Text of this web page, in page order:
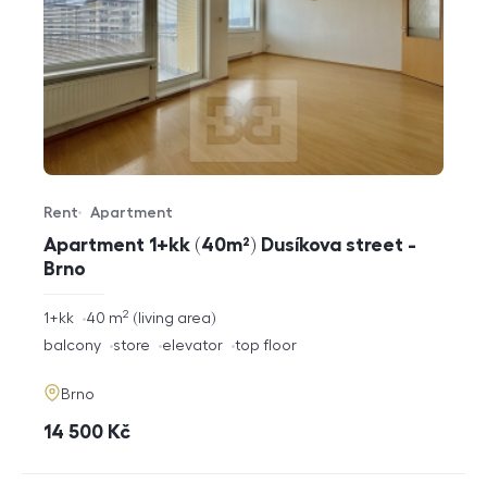
Apartment 1+kk (40m²) Dusíkova street -
Brno
Offer type
Rent
Property type
Apartment
rozměry
1+kk living area
40 m2
funkce
balcony store elevator top floor
adresa
Brno
cena
14 500 Kč